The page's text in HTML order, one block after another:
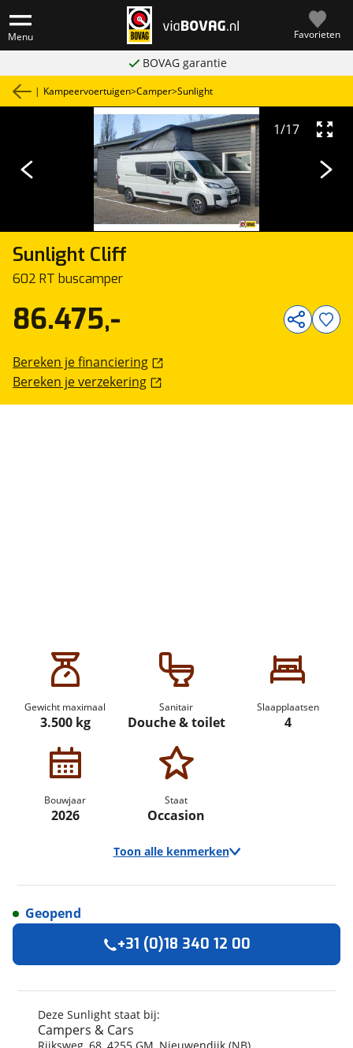
Menu Favorieten
BOVAG garantie
| Kampeervoertuigen>Camper>Sunlight
Sunlight Cliff
602 RT buscamper
1/17
Gewicht maximaal
3.500 kg
Sanitair
Douche & toilet
Slaapplaatsen
4
Bouwjaar
2026
Staat
Occasion
Toon alle kenmerken
Merk
Sunlight
Automerk camper
Fiat
Model
Uitvoering
86.475,-
Bereken je financiering
Bereken je verzekering
Deze Sunlight staat bij:
Campers & Cars
Geopend
+31 (0)18 340 12 00